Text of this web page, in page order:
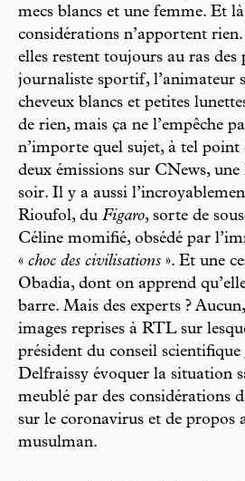
mecs blancs et une femme. Et
considérations n’apportent
elles restent toujours au ras des
journaliste sportif, l’animateur
cheveux blancs et petites
de rien, mais ça ne l’empêche
n’importe quel sujet, à tel point
deux émissions sur CNews,
soir. Il y a aussi
Rioufol, du Figaro, sorte de
Céline momifié, obsédé par
« choc des civilisations ». Et une
Obadia, dont on apprend
barre. Mais des experts ?
images reprises à RTL sur
président du conseil scientifique
Delfraissy évoquer la situation
meublé par des considérations
sur le coronavirus et de propos
musulman.